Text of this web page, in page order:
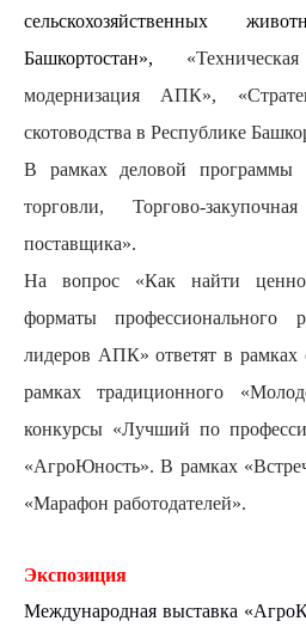
сельскохозяйственных
Башкортостан»,
модернизация АПК»,
скотоводства в Республике
В рамках деловой программы
торговли, Торгово-
поставщика».
На вопрос «Как найти
форматы профессионального
лидеров АПК» ответят в рамках
рамках традиционного «
конкурсы «Лучший по
«АгроЮность». В рамках
«Марафон работодателей».
Экспозиция
Международная выставка